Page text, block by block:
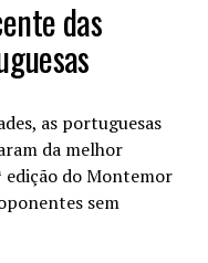
das
as portuguesas
da melhor
edição do Montemor
sem